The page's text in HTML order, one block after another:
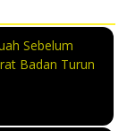
Sebelum
Badan Turun